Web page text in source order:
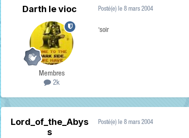
Darth le vioc
Membres
2k
Posté(e) le 8 mars 2004
'soir
Lord_of_the_Abys
s
Posté(e) le 8 mars 2004